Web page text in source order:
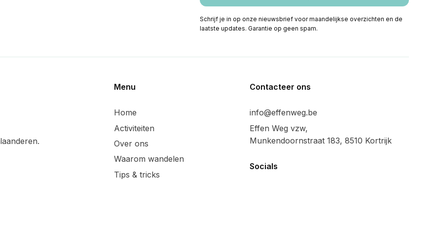
Schrijf je in op onze nieuwsbrief voor maandelijkse overzichten en de
laatste updates. Garantie op geen spam.
Menu
Home
Activiteiten
Over ons
Waarom wandelen
Tips & tricks
Contacteer ons
info@effenweg.be
Effen Weg vzw,
Munkendoornstraat 183, 8510 Kortrijk
Socials